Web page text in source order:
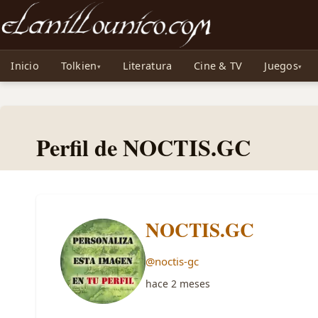
Noticias sobre Tolkien: El Señor de los Anillos, Los Anillos de Poder, La Caza de
Inicio Tolkien Literatura Cine & TV Juegos
Perfil de NOCTIS.GC
NOCTIS.GC
@noctis-gc
hace 2 meses